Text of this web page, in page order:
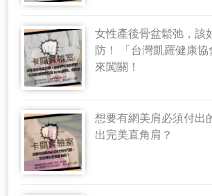
女性產後骨盆鬆弛，該
防！ 「台灣凱羅健康協
來闖關！
想要有網美肩必須付出
出完美直角肩？